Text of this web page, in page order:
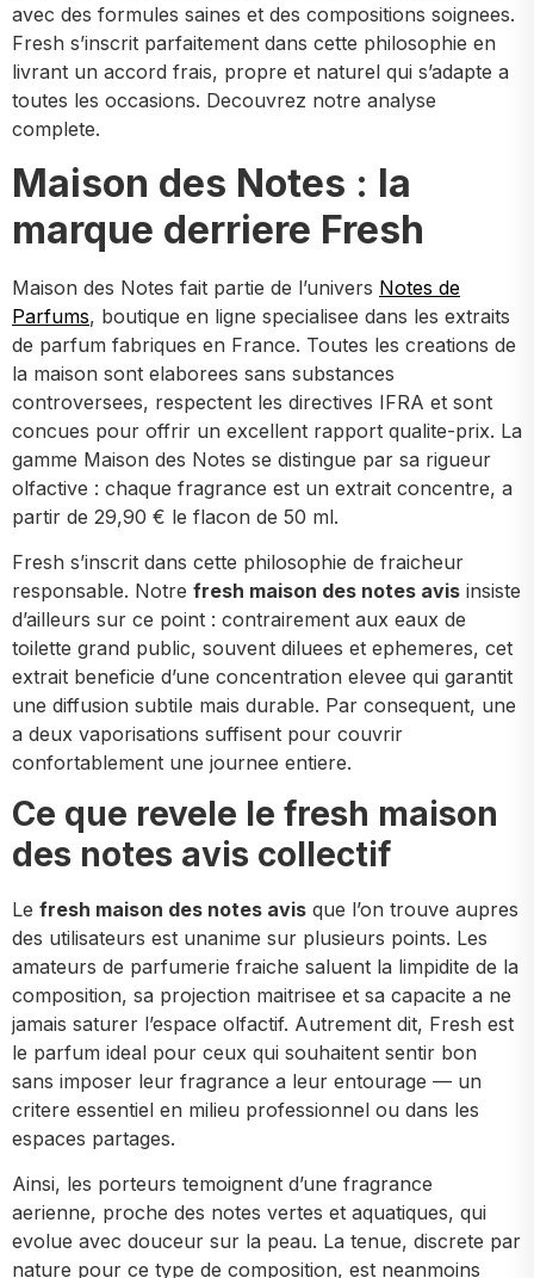
avec des formules saines et des compositions soignees.
Fresh s’inscrit parfaitement dans cette philosophie en
livrant un accord frais, propre et naturel qui s’adapte a
toutes les occasions. Decouvrez notre analyse
complete.
Maison des Notes : la
marque derriere Fresh
Maison des Notes fait partie de l’univers Notes de
Parfums, boutique en ligne specialisee dans les extraits
de parfum fabriques en France. Toutes les creations de
la maison sont elaborees sans substances
controversees, respectent les directives IFRA et sont
concues pour offrir un excellent rapport qualite-prix. La
gamme Maison des Notes se distingue par sa rigueur
olfactive : chaque fragrance est un extrait concentre, a
partir de 29,90 € le flacon de 50 ml.
Fresh s’inscrit dans cette philosophie de fraicheur
responsable. Notre fresh maison des notes avis insiste
d’ailleurs sur ce point : contrairement aux eaux de
toilette grand public, souvent diluees et ephemeres, cet
extrait beneficie d’une concentration elevee qui garantit
une diffusion subtile mais durable. Par consequent, une
a deux vaporisations suffisent pour couvrir
confortablement une journee entiere.
Ce que revele le fresh maison
des notes avis collectif
Le fresh maison des notes avis que l’on trouve aupres
des utilisateurs est unanime sur plusieurs points. Les
amateurs de parfumerie fraiche saluent la limpidite de la
composition, sa projection maitrisee et sa capacite a ne
jamais saturer l’espace olfactif. Autrement dit, Fresh est
le parfum ideal pour ceux qui souhaitent sentir bon
sans imposer leur fragrance a leur entourage — un
critere essentiel en milieu professionnel ou dans les
espaces partages.
Ainsi, les porteurs temoignent d’une fragrance
aerienne, proche des notes vertes et aquatiques, qui
evolue avec douceur sur la peau. La tenue, discrete par
nature pour ce type de composition, est neanmoins